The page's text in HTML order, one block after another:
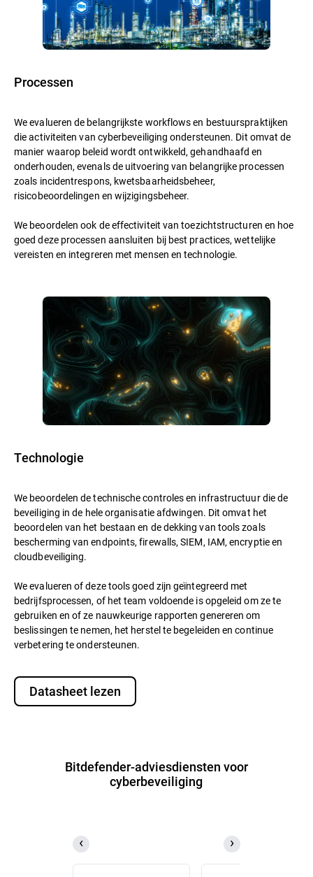
Processen
We evalueren de belangrijkste workflows en bestuurspraktijken
die activiteiten van cyberbeveiliging ondersteunen. Dit omvat de
manier waarop beleid wordt ontwikkeld, gehandhaafd en
onderhouden, evenals de uitvoering van belangrijke processen
zoals incidentrespons, kwetsbaarheidsbeheer,
risicobeoordelingen en wijzigingsbeheer.
We beoordelen ook de effectiviteit van toezichtstructuren en hoe
goed deze processen aansluiten bij best practices, wettelijke
vereisten en integreren met mensen en technologie.
Technologie
We beoordelen de technische controles en infrastructuur die de
beveiliging in de hele organisatie afdwingen. Dit omvat het
beoordelen van het bestaan en de dekking van tools zoals
bescherming van endpoints, firewalls, SIEM, IAM, encryptie en
cloudbeveiliging.
We evalueren of deze tools goed zijn geïntegreerd met
bedrijfsprocessen, of het team voldoende is opgeleid om ze te
gebruiken en of ze nauwkeurige rapporten genereren om
beslissingen te nemen, het herstel te begeleiden en continue
verbetering te ondersteunen.
Datasheet lezen
Bitdefender-adviesdiensten voor
cyberbeveiliging